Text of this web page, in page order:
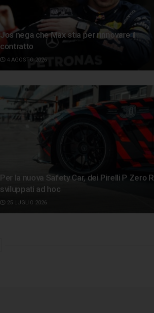
Jos nega che Max stia per rinnovare il
contratto
4 AGOSTO 2026
Per la nuova Safety Car, dei Pirelli P Zero R
sviluppati ad hoc
25 LUGLIO 2026